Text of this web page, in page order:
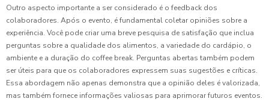
Outro aspecto importante a ser considerado é o feedback dos
colaboradores. Após o evento, é fundamental coletar opiniões sobre a
experiência. Você pode criar uma breve pesquisa de satisfação que inclua
perguntas sobre a qualidade dos alimentos, a variedade do cardápio, o
ambiente e a duração do coffee break. Perguntas abertas também podem
ser úteis para que os colaboradores expressem suas sugestões e críticas.
Essa abordagem não apenas demonstra que a opinião deles é valorizada,
mas também fornece informações valiosas para aprimorar futuros eventos.